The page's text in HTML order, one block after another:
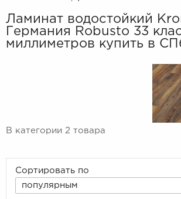
Ламинат водостойкий
Германия Robusto 33
миллиметров купить в
В категории 2 товара
Сортировать по
популярным